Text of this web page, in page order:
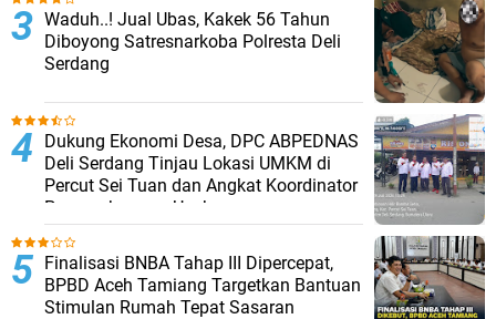
Waduh..! Jual Ubas, Kakek 56 Tahun
Diboyong Satresnarkoba Polresta Deli
Serdang
Dukung Ekonomi Desa, DPC ABPEDNAS
Deli Serdang Tinjau Lokasi UMKM di
Percut Sei Tuan dan Angkat Koordinator
Pengembangan Usaha
Finalisasi BNBA Tahap III Dipercepat,
BPBD Aceh Tamiang Targetkan Bantuan
Stimulan Rumah Tepat Sasaran